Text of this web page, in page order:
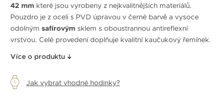
42 mm které jsou vyrobeny z nejkvalitnějších materiálů.
Pouzdro je z oceli s PVD úpravou v černé barvě a vysoce
odolným safírovým sklem s oboustrannou antireflexní
vrstvou. Celé provedení doplňuje kvalitní kaučukový řemínek.
Více o produktu
Jak vybrat vhodné hodinky?